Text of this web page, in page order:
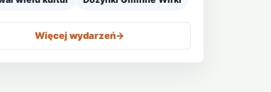
Więcej wydarzeń->